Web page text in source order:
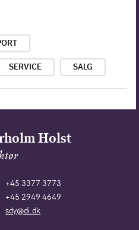
SERVICE SALG
Holst
+45 3377 3773
+45 2949 4649
sdy@di.dk